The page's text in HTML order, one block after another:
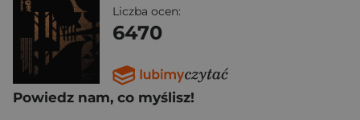
Liczba ocen:
6470
Powiedz nam, co myślisz!